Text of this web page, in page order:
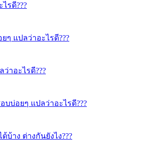
ไรดี???
อยๆ แปลว่าอะไรดี???
ว่าอะไรดี???
อบบ่อยๆ แปลว่าอะไรดี???
บ้าง ต่างกันยังไง???